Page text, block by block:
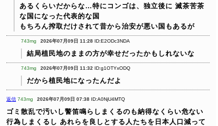
あるくらいだからな…特にコンゴは、独立後に 滅茶苦茶
な国になった代表的な国
もちろん搾取だけされて昔から治安が悪い国もあるが
743mg 2026年07月09日 11:28 ID:E2ODc3NDA
結局植民地のままの方が幸せだったかもしれないな
743mg 2026年07月09日 11:32 ID:g1OTYxODQ
だから植民地になったんだよ
返信 743mg 2026年07月09日 07:38 ID:A0NjU4MTQ
ゴミ散乱で汚いし警笛鳴らしまくるのも納得なくらい危ない
行為しまくるし あれらを良しとする人たちを日本人口減って